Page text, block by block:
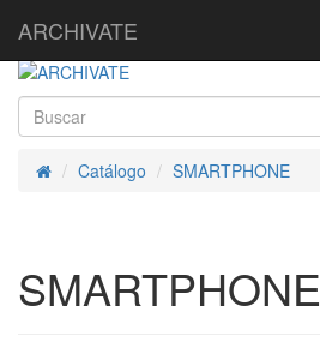
ARCHIVATE
InicioCatálogo SMARTPHONE
SMARTPHONE